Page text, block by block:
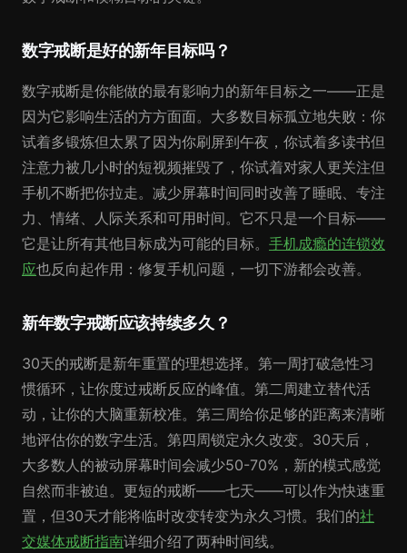
数字戒断是好的新年目标吗？
数字戒断是你能做的最有影响力的新年目标之一——正是
因为它影响生活的方方面面。大多数目标孤立地失败：你
试着多锻炼但太累了因为你刷屏到午夜，你试着多读书但
注意力被几小时的短视频摧毁了，你试着对家人更关注但
手机不断把你拉走。减少屏幕时间同时改善了睡眠、专注
力、情绪、人际关系和可用时间。它不只是一个目标——
它是让所有其他目标成为可能的目标。 手机成瘾的连锁效
应也反向起作用：修复手机问题，一切下游都会改善。
新年数字戒断应该持续多久？
30天的戒断是新年重置的理想选择。第一周打破急性习
惯循环，让你度过戒断反应的峰值。第二周建立替代活
动，让你的大脑重新校准。第三周给你足够的距离来清晰
地评估你的数字生活。第四周锁定永久改变。30天后，
大多数人的被动屏幕时间会减少50-70%，新的模式感觉
自然而非被迫。更短的戒断——七天——可以作为快速重
置，但30天才能将临时改变转变为永久习惯。我们的社
交媒体戒断指南详细介绍了两种时间线。